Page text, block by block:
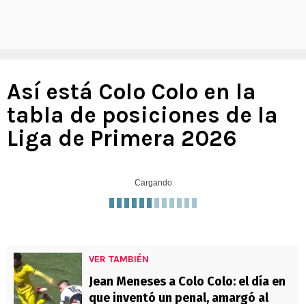
Así está Colo Colo en la
tabla de posiciones de la
Liga de Primera 2026
Cargando
VER TAMBIÉN
Jean Meneses a Colo Colo: el día en
que inventó un penal, amargó al